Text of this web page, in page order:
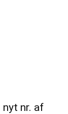
nr. af